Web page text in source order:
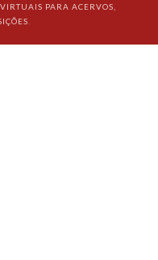
PARA ACERVOS,